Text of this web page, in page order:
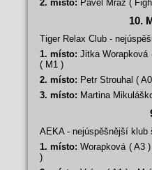
2. místo: Pavel Mráz (
10.
Tiger Relax Club -
1. místo: Jitka Worapková
( M1 )
2. místo: Petr Strouhal (
3. místo: Martina
AEKA - nejúspěšnější klub
1. místo: Worapková ( A3
)